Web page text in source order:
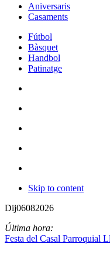
Aniversaris
Casaments
Fútbol
Bàsquet
Handbol
Patinatge
Skip to content
Dij06082026
Última hora:
Festa del Casal Parroquial